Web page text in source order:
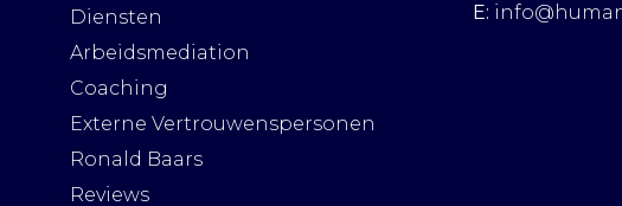
Diensten
Arbeidsmediation
Coaching
Externe Vertrouwenspersonen
Ronald Baars
Reviews
E: